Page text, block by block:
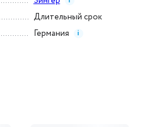
Длительный срок
Германия i